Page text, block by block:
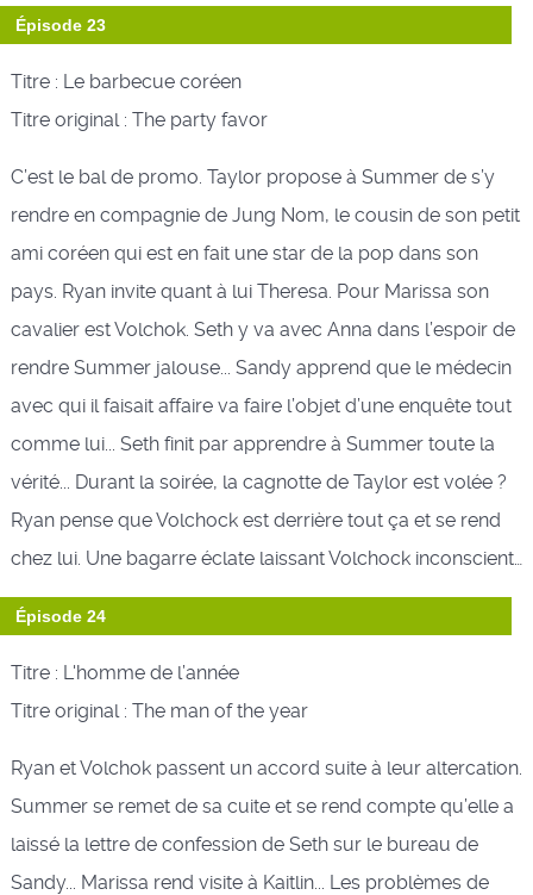
Épisode 23
Titre : Le barbecue coréen
Titre original : The party favor
C’est le bal de promo. Taylor propose à Summer de s’y
rendre en compagnie de Jung Nom, le cousin de son petit
ami coréen qui est en fait une star de la pop dans son
pays. Ryan invite quant à lui Theresa. Pour Marissa son
cavalier est Volchok. Seth y va avec Anna dans l’espoir de
rendre Summer jalouse... Sandy apprend que le médecin
avec qui il faisait affaire va faire l’objet d’une enquête tout
comme lui... Seth finit par apprendre à Summer toute la
vérité... Durant la soirée, la cagnotte de Taylor est volée ?
Ryan pense que Volchock est derrière tout ça et se rend
chez lui. Une bagarre éclate laissant Volchock inconscient…
Épisode 24
Titre : L'homme de l’année
Titre original : The man of the year
Ryan et Volchok passent un accord suite à leur altercation.
Summer se remet de sa cuite et se rend compte qu’elle a
laissé la lettre de confession de Seth sur le bureau de
Sandy... Marissa rend visite à Kaitlin... Les problèmes de